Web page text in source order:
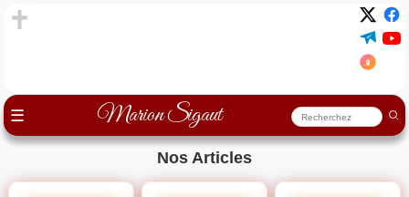
☰ Marion Sigaut
Nos Articles